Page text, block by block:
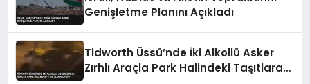
Genişletme Planını Açıkladı
Tidworth Üssü’nde İki Alkollü Asker
Zırhlı Araçla Park Halindeki Taşıtlara